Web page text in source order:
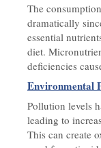
The
dramatically
essential
diet.
deficiencies
Environmental
Pollution levels
leading to
This can create